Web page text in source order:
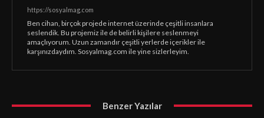
https://sosyalmag.com
Ben cihan, birçok projede internet üzerinde çeşitli insanlara
seslendik. Bu projemiz ile de belirli kişilere seslenmeyi
amaçlıyorum. Uzun zamandır çeşitli yerlerde içerikler ile
karşınızdaydım. Sosyalmag.com ile yine sizlerleyim.
Benzer Yazılar